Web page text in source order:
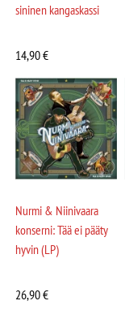
sininen kangaskassi
14,90€
Nurmi & Niinivaara
konserni: Tää ei pääty
hyvin (LP)
26,90€